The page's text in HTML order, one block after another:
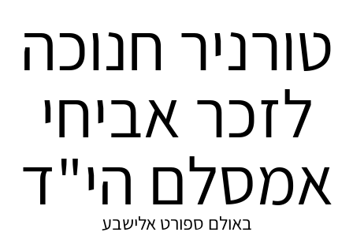
טורניר חנוכה
לזכר אביחי
אמסלם הי"ד
באולם ספורט אלישבע